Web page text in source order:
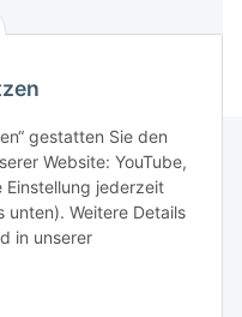
gestatten Sie den
Website: YouTube,
Einstellung jederzeit
Weitere Details
in unserer